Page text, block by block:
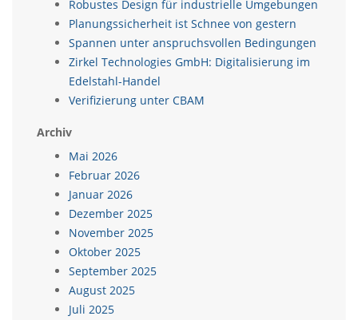
Robustes Design für industrielle Umgebungen
Planungssicherheit ist Schnee von gestern
Spannen unter anspruchsvollen Bedingungen
Zirkel Technologies GmbH: Digitalisierung im
Edelstahl-Handel
Verifizierung unter CBAM
Archiv
Mai 2026
Februar 2026
Januar 2026
Dezember 2025
November 2025
Oktober 2025
September 2025
August 2025
Juli 2025